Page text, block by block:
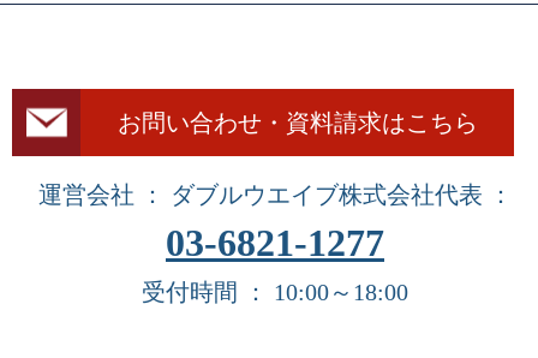
お問い合わせ・資料請求はこちら
運営会社 ： ダブルウエイブ株式会社代表 ：
03-6821-1277
受付時間 ： 10:00～18:00